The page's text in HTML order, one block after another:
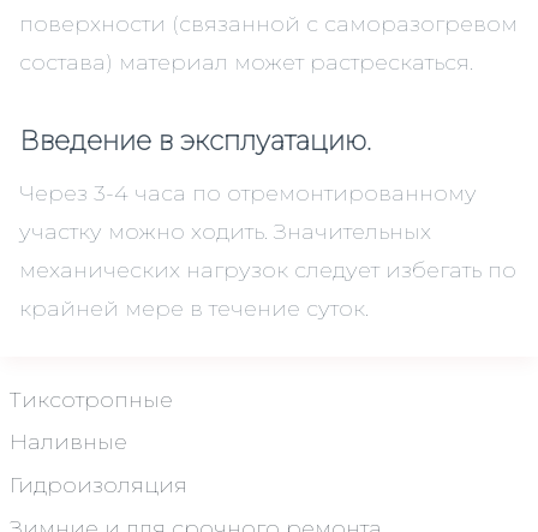
поверхности (связанной с саморазогревом
состава) материал может растрескаться.
Введение в эксплуатацию.
Через 3-4 часа по отремонтированному
участку можно ходить. Значительных
механических нагрузок следует избегать по
крайней мере в течение суток.
Тиксотропные
Наливные
Гидроизоляция